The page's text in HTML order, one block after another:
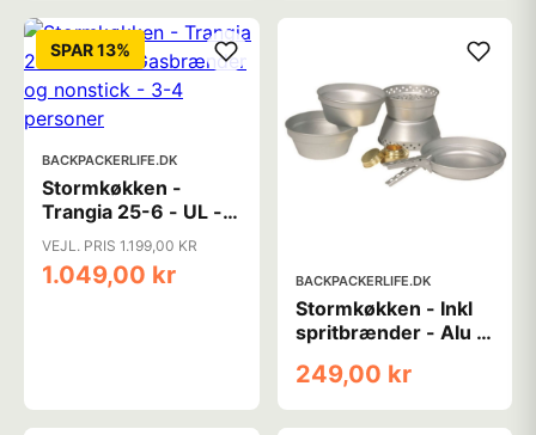
SPAR 13%
BACKPACKERLIFE.DK
Stormkøkken -
Trangia 25-6 - UL -
Gasbrænder og
nonstick - 3-4
personer
VEJL. PRIS 1.199,00 KR
1.049,00 kr BACKPACKERLIFE.DK
Stormkøkken - Inkl
spritbrænder - Alu -
249,00 kr